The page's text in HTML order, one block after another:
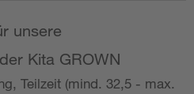
unsere
Kita GROWN
Teilzeit (mind. 32,5 - max.